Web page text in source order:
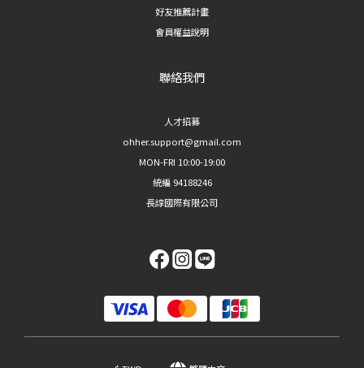
好友推薦計畫
會員權益說明
聯絡我們
人才招募
ohher.support@gmail.com
MON-FRI 10:00-19:00
統編 94188246
長諄國際有限公司